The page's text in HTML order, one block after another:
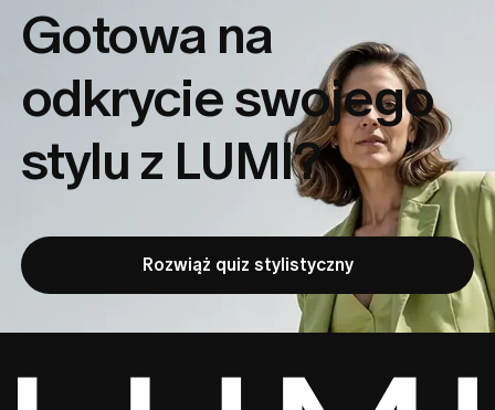
Gotowa na
odkrycieswojego
stylu z LUMI?
Rozwiąż quiz stylistyczny